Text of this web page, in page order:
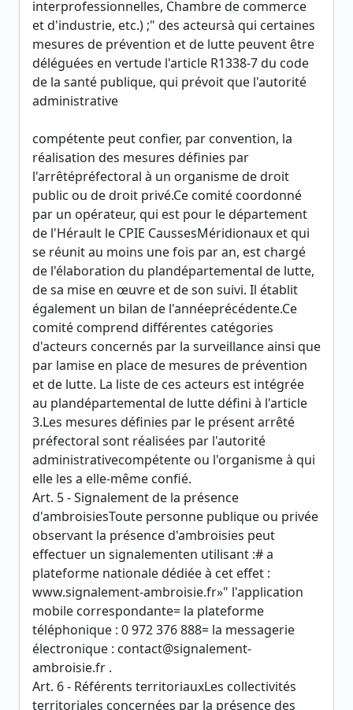
interprofessionnelles, Chambre de commerce
et d'industrie, etc.) ;" des acteursà qui certaines
mesures de prévention et de lutte peuvent être
déléguées en vertude l'article R1338-7 du code
de la santé publique, qui prévoit que l'autorité
administrative
compétente peut confier, par convention, la
réalisation des mesures définies par
l'arrêtépréfectoral à un organisme de droit
public ou de droit privé.Ce comité coordonné
par un opérateur, qui est pour le département
de l'Hérault le CPIE CaussesMéridionaux et qui
se réunit au moins une fois par an, est chargé
de l'élaboration du plandépartemental de lutte,
de sa mise en œuvre et de son suivi. Il établit
également un bilan de l'annéeprécédente.Ce
comité comprend différentes catégories
d'acteurs concernés par la surveillance ainsi que
par lamise en place de mesures de prévention
et de lutte. La liste de ces acteurs est intégrée
au plandépartemental de lutte défini à l'article
3.Les mesures définies par le présent arrêté
préfectoral sont réalisées par l'autorité
administrativecompétente ou l'organisme à qui
elle les a elle-même confié.
Art. 5 - Signalement de la présence
d'ambroisiesToute personne publique ou privée
observant la présence d'ambroisies peut
effectuer un signalementen utilisant :# a
plateforme nationale dédiée à cet effet :
www.signalement-ambroisie.fr»" l'application
mobile correspondante= la plateforme
téléphonique : 0 972 376 888= la messagerie
électronique : contact@signalement-
ambroisie.fr .
Art. 6 - Référents territoriauxLes collectivités
territoriales concernées par la présence des